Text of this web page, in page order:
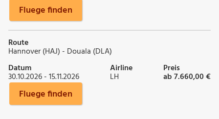
Fluege finden
Route
Hannover (HAJ) - Douala (DLA)
Datum
30.10.2026 - 15.11.2026
Airline
LH
Preis
ab 7.660,00 €
Fluege finden